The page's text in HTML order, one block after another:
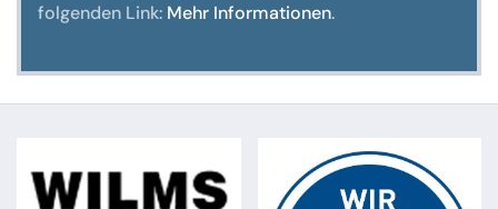
folgenden Link: Mehr Informationen.